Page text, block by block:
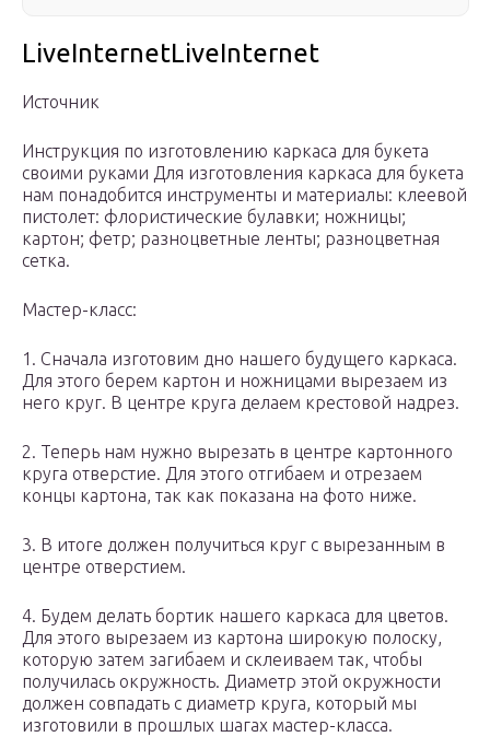
LiveInternetLiveInternet
Источник
Инструкция по изготовлению каркаса для букета
своими руками Для изготовления каркаса для букета
нам понадобится инструменты и материалы: клеевой
пистолет: флористические булавки; ножницы;
картон; фетр; разноцветные ленты; разноцветная
сетка.
Мастер-класс:
1. Сначала изготовим дно нашего будущего каркаса.
Для этого берем картон и ножницами вырезаем из
него круг. В центре круга делаем крестовой надрез.
2. Теперь нам нужно вырезать в центре картонного
круга отверстие. Для этого отгибаем и отрезаем
концы картона, так как показана на фото ниже.
3. В итоге должен получиться круг с вырезанным в
центре отверстием.
4. Будем делать бортик нашего каркаса для цветов.
Для этого вырезаем из картона широкую полоску,
которую затем загибаем и склеиваем так, чтобы
получилась окружность. Диаметр этой окружности
должен совпадать с диаметр круга, который мы
изготовили в прошлых шагах мастер-класса.